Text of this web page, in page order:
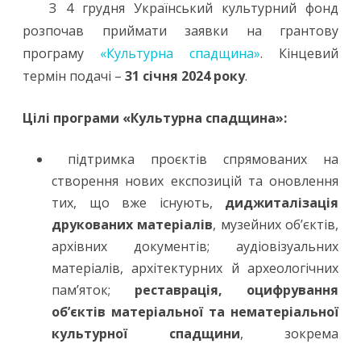
З 4 грудня Український культурний фонд
розпочав приймати заявки на грантову
програму «Культурна спадщина». Кінцевий
термін подачі – 31 січня 2024 року.
Цілі програми «Культурна спадщина»:
підтримка проєктів спрямованих на
створення нових експозицій та оновлення
тих, що вже існують, диджиталізація
друкованих матеріалів, музейних об’єктів,
архівних документів; аудіовізуальних
матеріалів, архітектурних й археологічних
пам’яток; реставрація, оцифрування
об’єктів матеріальної та нематеріальної
культурної спадщини, зокрема